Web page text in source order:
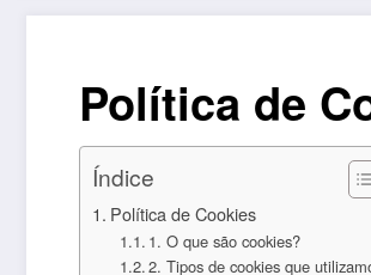
Política de
Índice
Política de Cookies
1. O que são cookies?
2. Tipos de cookies que